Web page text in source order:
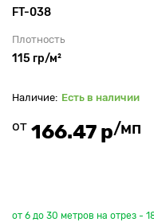
FT-038
Плотность
115 гр/м²
Есть в наличии
от 166.47 р/мп
от 6 до 30 метров на отрез -